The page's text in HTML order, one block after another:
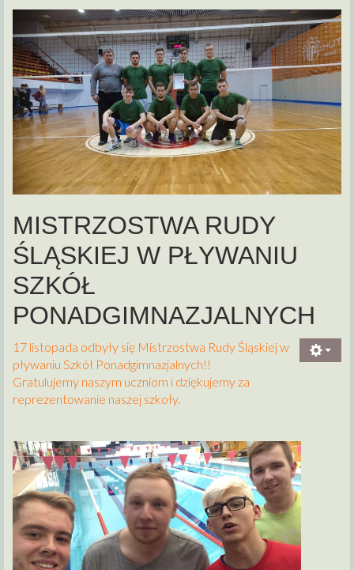
MISTRZOSTWA RUDY
ŚLĄSKIEJ W PŁYWANIU
SZKÓŁ
PONADGIMNAZJALNYCH
17 listopada odbyły się Mistrzostwa Rudy Śląskiej w
pływaniu Szkół Ponadgimnazjalnych!!
Gratulujemy naszym uczniom i dziękujemy za
reprezentowanie naszej szkoły.